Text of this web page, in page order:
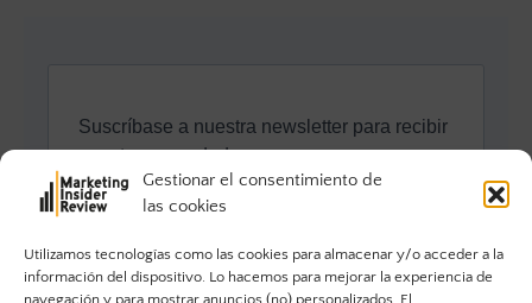
Gestionar el consentimiento de
las cookies
Utilizamos tecnologías como las cookies para almacenar y/o acceder a la
información del dispositivo. Lo hacemos para mejorar la experiencia de
navegación y para mostrar anuncios (no) personalizados. El